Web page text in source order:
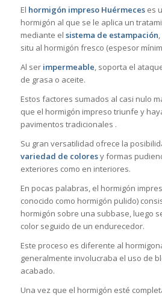
El hormigón impreso Huérmeceses
hormigón al que se le aplica un
mediante el sistema de estampación
situ al hormigón fresco (espesor
Al ser impermeable, soporta el
de grasa o aceite.
Estos factores sumados al casi nulo
que el hormigón impreso triunfe y
pavimentos tradicionales .
Su gran versatilidad ofrece la
variedad de coloresy formas
exteriores como en interiores.
En pocas palabras, el hormigón
conocido como hormigón pulido)
hormigón sobre una subbase, luego
color seguido de un endurecedor.
Este proceso es diferente al
generalmente involucraba el uso de
acabado.
Una vez que el hormigón esté